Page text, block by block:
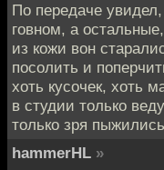
По передаче
говном, а
из кожи вон
посолить и
хоть кусочек, хоть
в студии только
только зря
hammerHL »